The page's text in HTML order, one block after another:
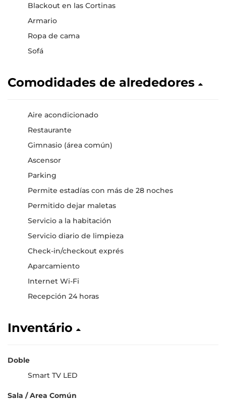
Blackout en las Cortinas
Armario
Ropa de cama
Sofá
Comodidades de alrededores
Aire acondicionado
Restaurante
Gimnasio (área común)
Ascensor
Parking
Permite estadías con más de 28 noches
Permitido dejar maletas
Servicio a la habitación
Servicio diario de limpieza
Check-in/checkout exprés
Aparcamiento
Internet Wi-Fi
Recepción 24 horas
Inventário
Doble
Smart TV LED
Sala / Area Común